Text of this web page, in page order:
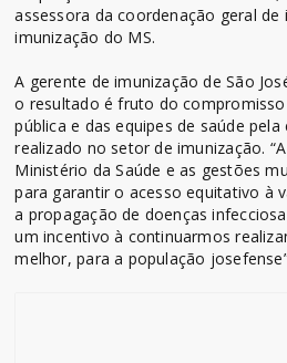
assessora da coordenação geral
imunização do MS.
A gerente de imunização de São
o resultado é fruto do
pública e das equipes de saúde
realizado no setor de imunização.
Ministério da Saúde e as gestões
para garantir o acesso equitativo à
a propagação de doenças
um incentivo à continuarmos
melhor, para a população